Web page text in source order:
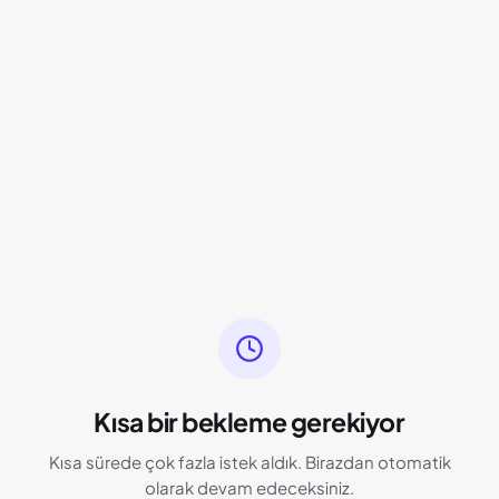
Kısa bir bekleme gerekiyor
Kısa sürede çok fazla istek aldık. Birazdan otomatik
olarak devam edeceksiniz.